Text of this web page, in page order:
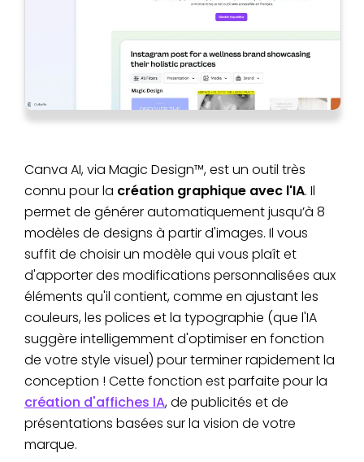
Canva AI, via Magic Design™, est un outil très
connu pour la création graphique avec l'IA. Il
permet de générer automatiquement jusqu’à 8
modèles de designs à partir d'images. Il vous
suffit de choisir un modèle qui vous plaît et
d'apporter des modifications personnalisées aux
éléments qu'il contient, comme en ajustant les
couleurs, les polices et la typographie (que l'IA
suggère intelligemment d'optimiser en fonction
de votre style visuel) pour terminer rapidement la
conception ! Cette fonction est parfaite pour la
création d'affiches IA, de publicités et de
présentations basées sur la vision de votre
marque.